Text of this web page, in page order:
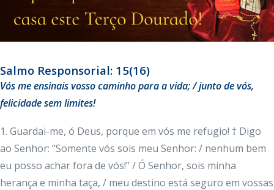
Salmo Responsorial: 15(16)
Vós me ensinais vosso caminho para a vida; / junto de vós,
felicidade sem limites!
1. Guardai-me, ó Deus, porque em vós me refugio! † Digo
ao Senhor: “Somente vós sois meu Senhor: / nenhum bem
eu posso achar fora de vós!” / Ó Senhor, sois minha
herança e minha taça, / meu destino está seguro em vossas